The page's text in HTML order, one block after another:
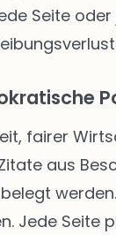
Seite
fairer
aus
Jede Seite